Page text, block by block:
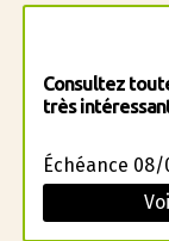
Consultez
très
Échéance 08/